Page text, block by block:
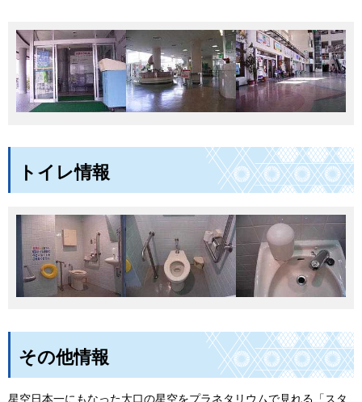
トイレ情報
その他情報
星空日本一にもなった大口の星空をプラネタリウムで見れる「スタ